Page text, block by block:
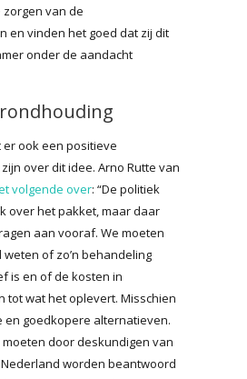
zorgen van de
en vinden het goed dat zij dit
onder de aandacht
er ook een positieve
over dit idee. Arno Rutte van
volgende over: “De politiek
over het pakket, maar daar
aan vooraf. We moeten
of zo’n behandeling
is en of de kosten in
tot wat het oplevert. Misschien
en goedkopere alternatieven.
door deskundigen van
worden beantwoord